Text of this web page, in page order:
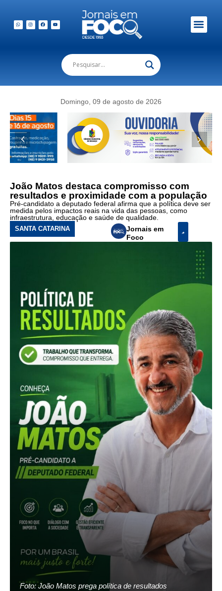
Domingo, 09 de agosto de 2026
João Matos destaca compromisso com
resultados e proximidade com a população
Pré-candidato a deputado federal afirma que a política deve ser
medida pelos impactos reais na vida das pessoas, como
infraestrutura, educação e saúde de qualidade.
SANTA CATARINA
Jornais em
Foco
Foto: João Matos prega política de resultados